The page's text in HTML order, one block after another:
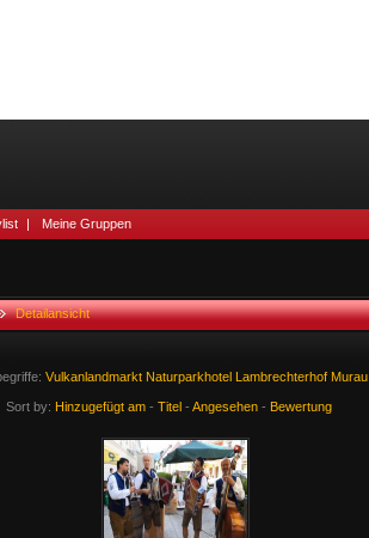
| Meine Gruppen
Detailansicht
Vulkanlandmarkt Naturparkhotel Lambrechterhof Murau
Sort by: Hinzugefügt am - Titel - Angesehen - Bewertung